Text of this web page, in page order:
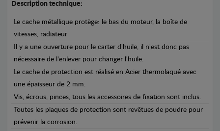
Description technique:
Le cache métallique protège: le bas du moteur, la boîte de
vitesses, radiateur
Il y a une ouverture pour le carter d'huile, il n'est donc pas
nécessaire de l'enlever pour changer l'huile.
Le cache de protection est réalisé en Acier thermolaqué avec
une épaisseur de 2 mm.
Vis, écrous, pinces, tous les accessoires de fixation sont inclus.
Toutes les plaques de protection sont revêtues de poudre pour
prévenir la corrosion.